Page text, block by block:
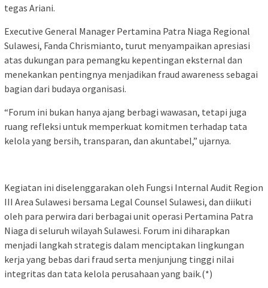
tegas Ariani.
Executive General Manager Pertamina Patra Niaga Regional
Sulawesi, Fanda Chrismianto, turut menyampaikan apresiasi
atas dukungan para pemangku kepentingan eksternal dan
menekankan pentingnya menjadikan fraud awareness sebagai
bagian dari budaya organisasi.
“Forum ini bukan hanya ajang berbagi wawasan, tetapi juga
ruang refleksi untuk memperkuat komitmen terhadap tata
kelola yang bersih, transparan, dan akuntabel,” ujarnya.
Kegiatan ini diselenggarakan oleh Fungsi Internal Audit Region
III Area Sulawesi bersama Legal Counsel Sulawesi, dan diikuti
oleh para perwira dari berbagai unit operasi Pertamina Patra
Niaga di seluruh wilayah Sulawesi. Forum ini diharapkan
menjadi langkah strategis dalam menciptakan lingkungan
kerja yang bebas dari fraud serta menjunjung tinggi nilai
integritas dan tata kelola perusahaan yang baik.(*)